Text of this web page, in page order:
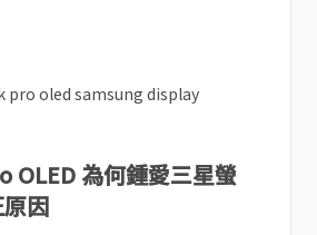
OLED 為何鍾愛三星螢
因